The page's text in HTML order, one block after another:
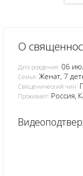
О
Дата рождения: 06
Семья: Женат, 7
Священический чин:
Проживает: Россия,